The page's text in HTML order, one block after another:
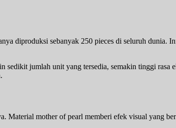
diproduksi sebanyak 250 pieces di seluruh dunia.
sedikit jumlah unit yang tersedia, semakin tinggi
mother of pearl memberi efek visual yang